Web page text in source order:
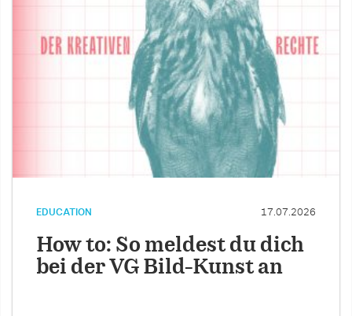
EDUCATION 17.07.2026
How to: So meldest du dich
bei der VG Bild-Kunst an